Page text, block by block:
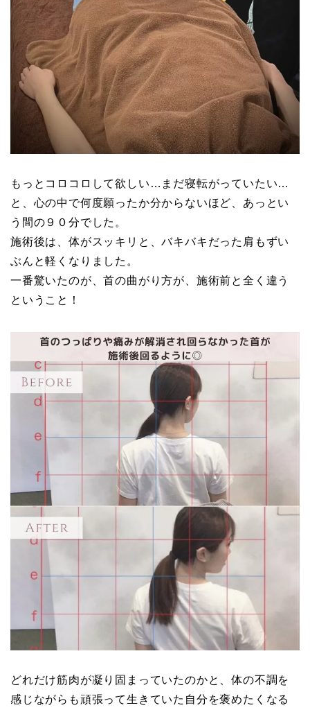
もっとコロコロして欲しい…まだ寝転がっていたい…
と、心の中で何度願ったか分からないほど、あっとい
う間の９０分でした。
施術後は、体がスッキリと、バキバキだった肩もずい
ぶんと軽くなりました。
一番驚いたのが、首の曲がり方が、施術前と全く違う
ということ！
どれだけ筋肉が凝り固まっていたのかと、体の不調を
感じながらも頑張って生きていた自分を褒めたくなる